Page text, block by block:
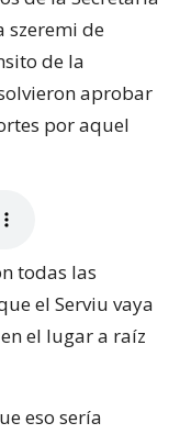
szeremi de
de la
aprobar
por aquel
todas las
el Serviu vaya
el lugar a raíz
eso sería